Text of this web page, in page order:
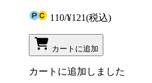
110/¥121(税込)
カートに追加
カートに追加しました